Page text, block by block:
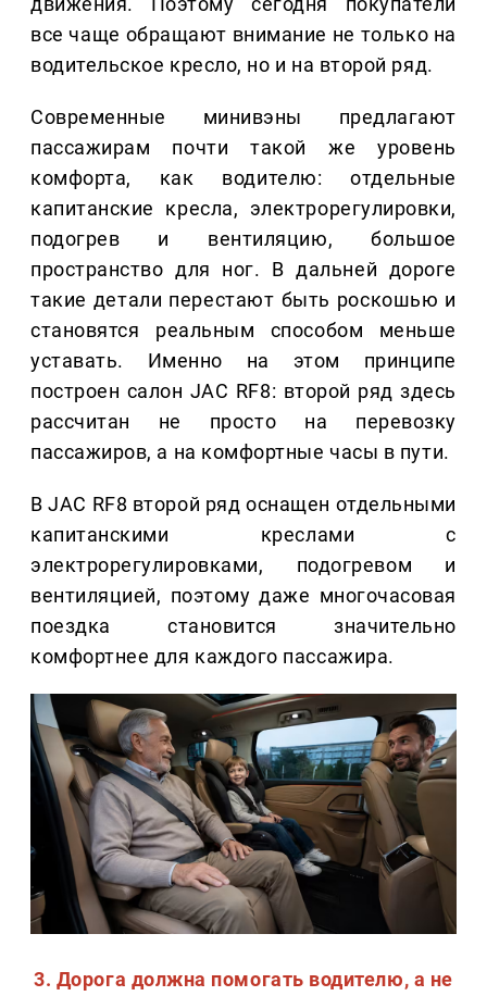
все чаще обращают внимание не только на
водительское кресло, но и на второй ряд.
Современные минивэны предлагают
пассажирам почти такой же уровень
комфорта, как водителю: отдельные
капитанские кресла, электрорегулировки,
подогрев и вентиляцию, большое
пространство для ног. В дальней дороге
такие детали перестают быть роскошью и
становятся реальным способом меньше
уставать. Именно на этом принципе
построен салон JAC RF8: второй ряд здесь
рассчитан не просто на перевозку
пассажиров, а на комфортные часы в пути.
В JAC RF8 второй ряд оснащен отдельными
капитанскими креслами с
электрорегулировками, подогревом и
вентиляцией, поэтому даже многочасовая
поездка становится значительно
комфортнее для каждого пассажира.
3. Дорога должна помогать водителю, а не